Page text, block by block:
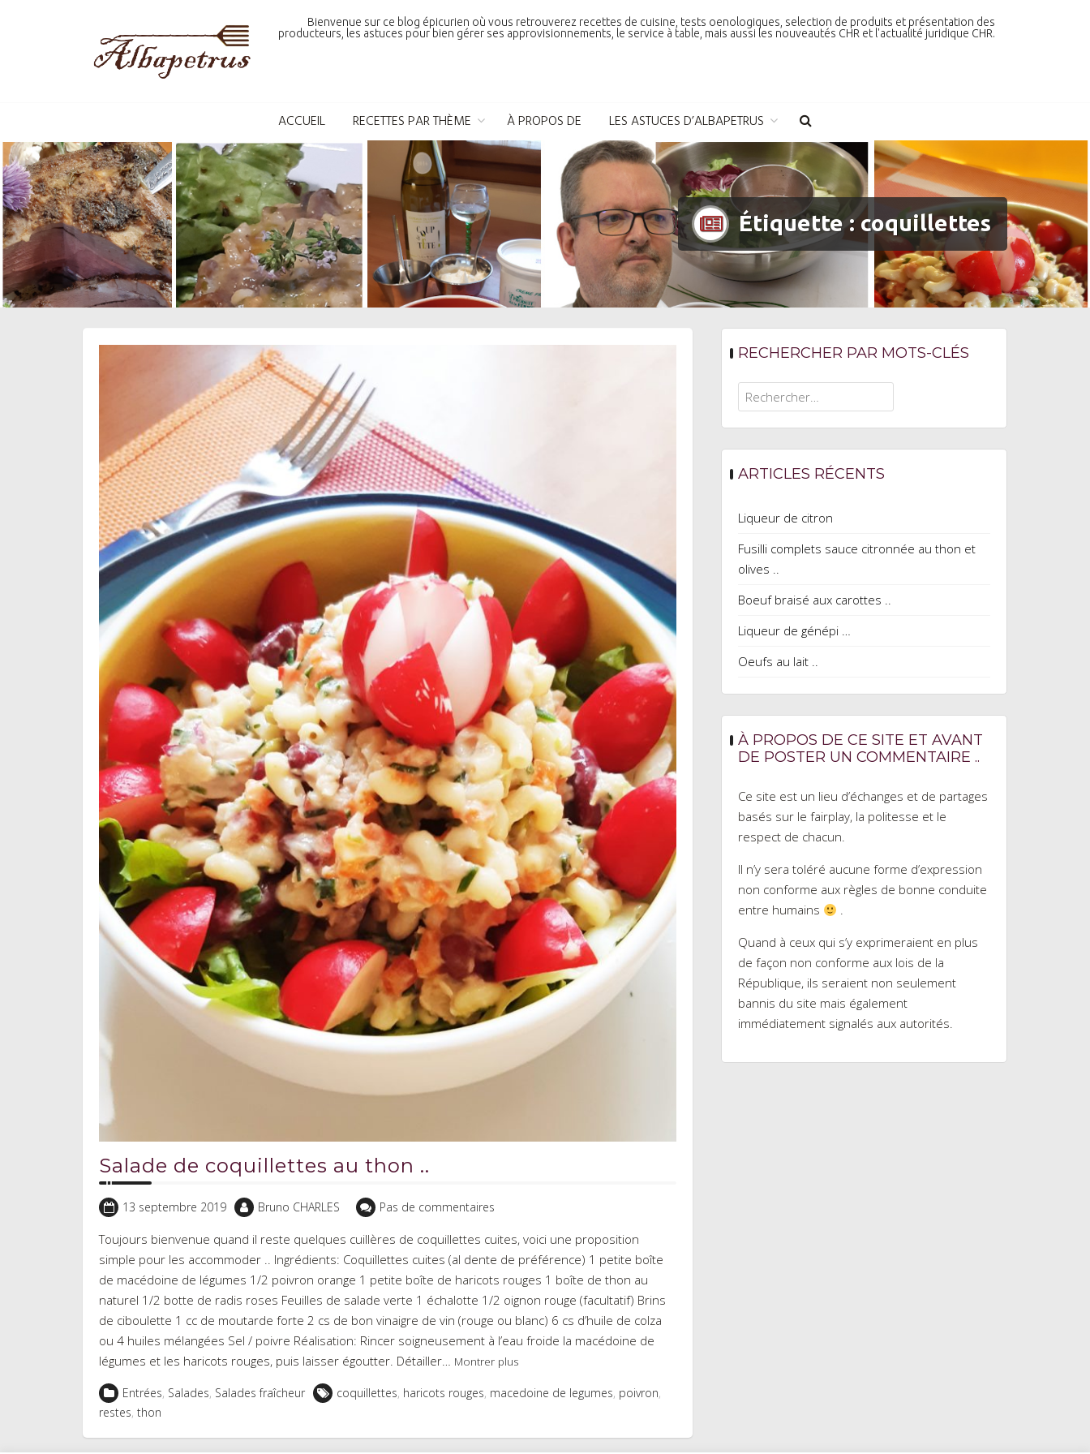
Bienvenue sur ce blog épicurien où vous retrouverez recettes de cuisine, tests oenologiques, selection de produits et présentation des
producteurs, les astuces pour bien gérer ses approvisionnements, le service à table, mais aussi les nouveautés CHR et l'actualité juridique CHR.
ACCUEIL RECETTES PAR THÈME À PROPOS DE LES ASTUCES D’ALBAPETRUS
Étiquette :coquillettes
Salade de coquillettes au thon ..
13 septembre 2019 Bruno CHARLES Pas de commentaires
Toujours bienvenue quand il reste quelques cuillères de coquillettes cuites, voici une proposition
simple pour les accommoder .. Ingrédients: Coquillettes cuites (al dente de préférence) 1 petite boîte
de macédoine de légumes 1/2 poivron orange 1 petite boîte de haricots rouges 1 boîte de thon au
naturel 1/2 botte de radis roses Feuilles de salade verte 1 échalotte 1/2 oignon rouge (facultatif) Brins
de ciboulette 1 cc de moutarde forte 2 cs de bon vinaigre de vin (rouge ou blanc) 6 cs d’huile de colza
ou 4 huiles mélangées Sel / poivre Réalisation: Rincer soigneusement à l’eau froide la macédoine de
légumes et les haricots rouges, puis laisser égoutter. Détailler…
Montrer plus
Entrées, Salades, Salades fraîcheur coquillettes, haricots rouges, macedoine de legumes, poivron,
restes, thon
RECHERCHER PAR MOTS-CLÉS
Rechercher :
ARTICLES RÉCENTS
Liqueur de citron
Fusilli complets sauce citronnée au thon et
olives ..
Boeuf braisé aux carottes ..
Liqueur de génépi …
Oeufs au lait ..
À PROPOS DE CE SITE ET AVANT
DE POSTER UN COMMENTAIRE ..
Ce site est un lieu d’échanges et de partages
basés sur le fairplay, la politesse et le
respect de chacun.
Il n’y sera toléré aucune forme d’expression
non conforme aux règles de bonne conduite
entre humains
.
Quand à ceux qui s’y exprimeraient en plus
de façon non conforme aux lois de la
République, ils seraient non seulement
bannis du site mais également
immédiatement signalés aux autorités.